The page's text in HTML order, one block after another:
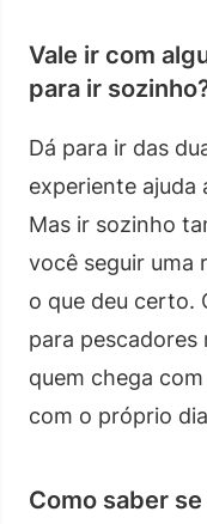
Vale ir com
para ir
Dá para ir das
experiente ajuda
Mas ir sozinho
você seguir uma
o que deu certo.
para pescadores
quem chega
com o próprio
Como saber